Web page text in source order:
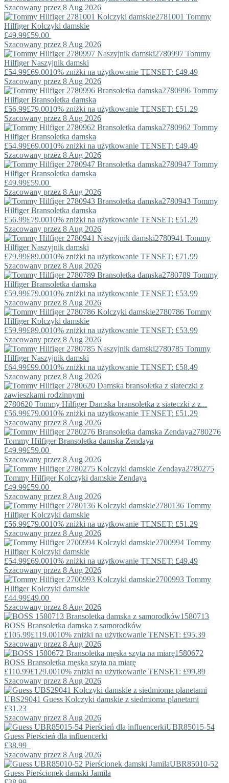
Szacowany przez 8 Aug 2026
2781001 Tommy
HilfigerKolczyki damskie
£49.99£59.00
Szacowany przez 8 Aug 2026
2780997 Tommy
HilfigerNaszyjnik damski
£54.99£69.0010% zniżki na użytkowanie TENSET: £49.49
Szacowany przez 8 Aug 2026
2780996 Tommy
HilfigerBransoletka damska
£56.99£79.0010% zniżki na użytkowanie TENSET: £51.29
Szacowany przez 8 Aug 2026
2780962 Tommy
HilfigerBransoletka damska
£54.99£69.0010% zniżki na użytkowanie TENSET: £49.49
Szacowany przez 8 Aug 2026
2780947 Tommy
HilfigerBransoletka damska
£49.99£59.00
Szacowany przez 8 Aug 2026
2780943 Tommy
HilfigerBransoletka damska
£56.99£79.0010% zniżki na użytkowanie TENSET: £51.29
Szacowany przez 8 Aug 2026
2780941 Tommy
HilfigerNaszyjnik damski
£79.99£89.0010% zniżki na użytkowanie TENSET: £71.99
Szacowany przez 8 Aug 2026
2780789 Tommy
HilfigerBransoletka damska
£59.99£79.0010% zniżki na użytkowanie TENSET: £53.99
Szacowany przez 8 Aug 2026
2780786 Tommy
HilfigerKolczyki damskie
£59.99£89.0010% zniżki na użytkowanie TENSET: £53.99
Szacowany przez 8 Aug 2026
2780785 Tommy
HilfigerNaszyjnik damski
£64.99£99.0010% zniżki na użytkowanie TENSET: £58.49
Szacowany przez 8 Aug 2026
2780620 Tommy HilfigerDamska bransoletka z siateczki z z...
£56.99£79.0010% zniżki na użytkowanie TENSET: £51.29
Szacowany przez 8 Aug 2026
2780276
Tommy HilfigerBransoletka damska Zendaya
£49.99£59.00
Szacowany przez 8 Aug 2026
2780275
Tommy HilfigerKolczyki damskie Zendaya
£49.99£59.00
Szacowany przez 8 Aug 2026
2780136 Tommy
HilfigerKolczyki damskie
£56.99£79.0010% zniżki na użytkowanie TENSET: £51.29
Szacowany przez 8 Aug 2026
2700994 Tommy
HilfigerKolczyki damskie
£54.99£69.0010% zniżki na użytkowanie TENSET: £49.49
Szacowany przez 8 Aug 2026
2700993 Tommy
HilfigerKolczyki damskie
£44.99£49.00
Szacowany przez 8 Aug 2026
1580713
BOSS Bransoletka damska z samorodków
£105.99£119.0010% zniżki na użytkowanie TENSET: £95.39
Szacowany przez 8 Aug 2026
1580672
BOSS Bransoletka męska szyta na miarę
£110.99£129.0010% zniżki na użytkowanie TENSET: £99.89
Szacowany przez 8 Aug 2026
UBS29041 Guess Kolczyki damskie z siedmioma planetami
£31.23
Szacowany przez 8 Aug 2026
UBR85015-54
Guess Pierścień dla influencerki
£38.99
Szacowany przez 8 Aug 2026
UBR85010-52
Guess Pierścionek damski Jamila